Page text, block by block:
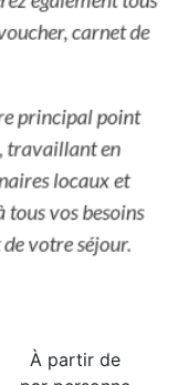
À partir de